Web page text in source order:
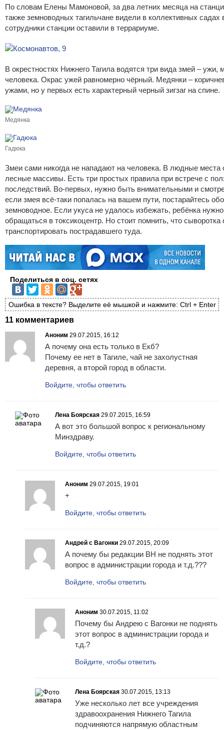
По словам Елены Мамоновой, за два летних месяца на
также земноводных тагильчане видели в коллективных
сотрудники станции оставили в террариуме.
В окрестностях Нижнего Тагила водятся три вида змей –
человека. Окрас ужей равномерно чёрный. Медянки –
ужами, но у первых есть характерный черный зигзаг на спине.
Медянка
Гадюка
Змеи сами никогда не нападают на человека. В людные
лесные массивы. Есть три простых правила при встрече с
последствий. Во-первых, нужно быть внимательными и
если змея всё-таки попалась на вашем пути, постарайтесь
земноводное. Если укуса не удалось избежать, ребёнка
обращаться в токсикоцентр. Но стоит помнить, что
транспортировать пострадавшего туда.
Поделиться в соц. сетях
Ошибка в тексте? Выделите её мышкой и нажмите: Ctrl + Enter
11 комментариев
Аноним 29.07.2015, 16:12
А почему она есть только в Екб?
Почему ее нет в Тагиле, чай не захолустная
деревня, а второй город в области.
Войдите, чтобы ответить
Лена Боярская 29.07.2015, 16:59
А вот это большой вопрос к региональному
Минздраву.
Войдите, чтобы ответить
Аноним 29.07.2015, 19:01
+
Войдите, чтобы ответить
Андрей с Вагонки 29.07.2015, 20:09
А почему бы редакции ВН не поднять этот
вопрос в администрации города и т.д.???
Войдите, чтобы ответить
Аноним 30.07.2015, 11:02
Почему бы Андрею с Вагонки не поднять
этот вопрос в администрации города и
т.д.?
Войдите, чтобы ответить
Лена Боярская 30.07.2015, 13:13
Уже несколько лет все учреждения
здравоохранения Нижнего Тагила
подчиняются напрямую областным